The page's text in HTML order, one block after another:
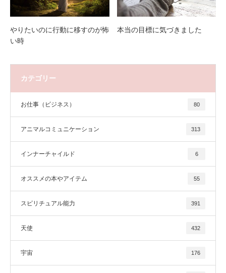
やりたいのに行動に移すのが怖
い時
本当の目標に気づきました
カテゴリー
お仕事（ビジネス） 80
アニマルコミュニケーション 313
インナーチャイルド 6
オススメの本やアイテム 55
スピリチュアル能力 391
天使 432
宇宙 176